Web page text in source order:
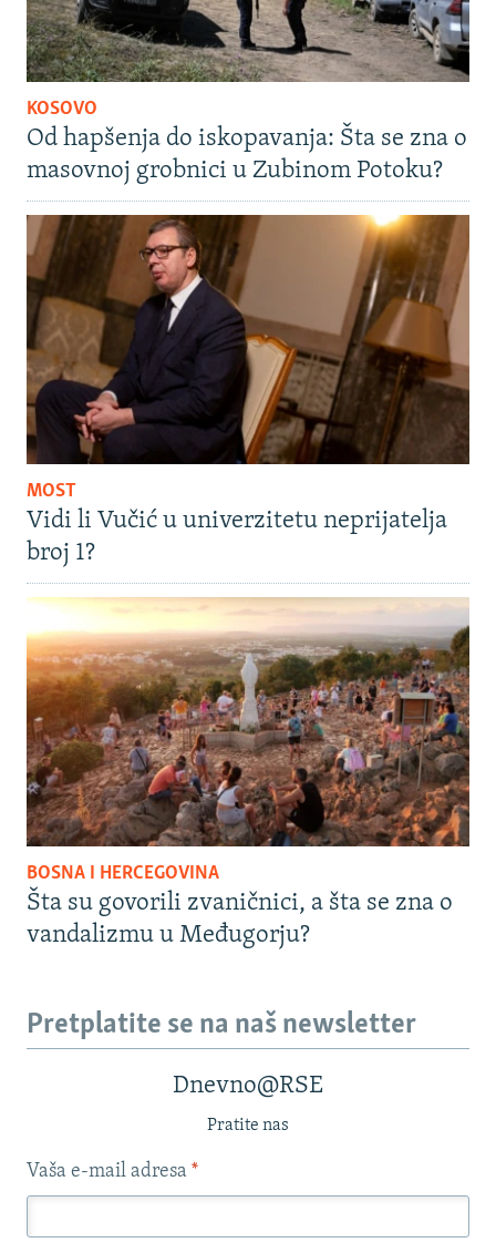
KOSOVO
Od hapšenja do iskopavanja: Šta se zna o
masovnoj grobnici u Zubinom Potoku?
MOST
Vidi li Vučić u univerzitetu neprijatelja
broj 1?
BOSNA I HERCEGOVINA
Šta su govorili zvaničnici, a šta se zna o
vandalizmu u Međugorju?
Pretplatite se na naš newsletter
Dnevno@RSE
Pratite nas
Vaša e-mail adresa *